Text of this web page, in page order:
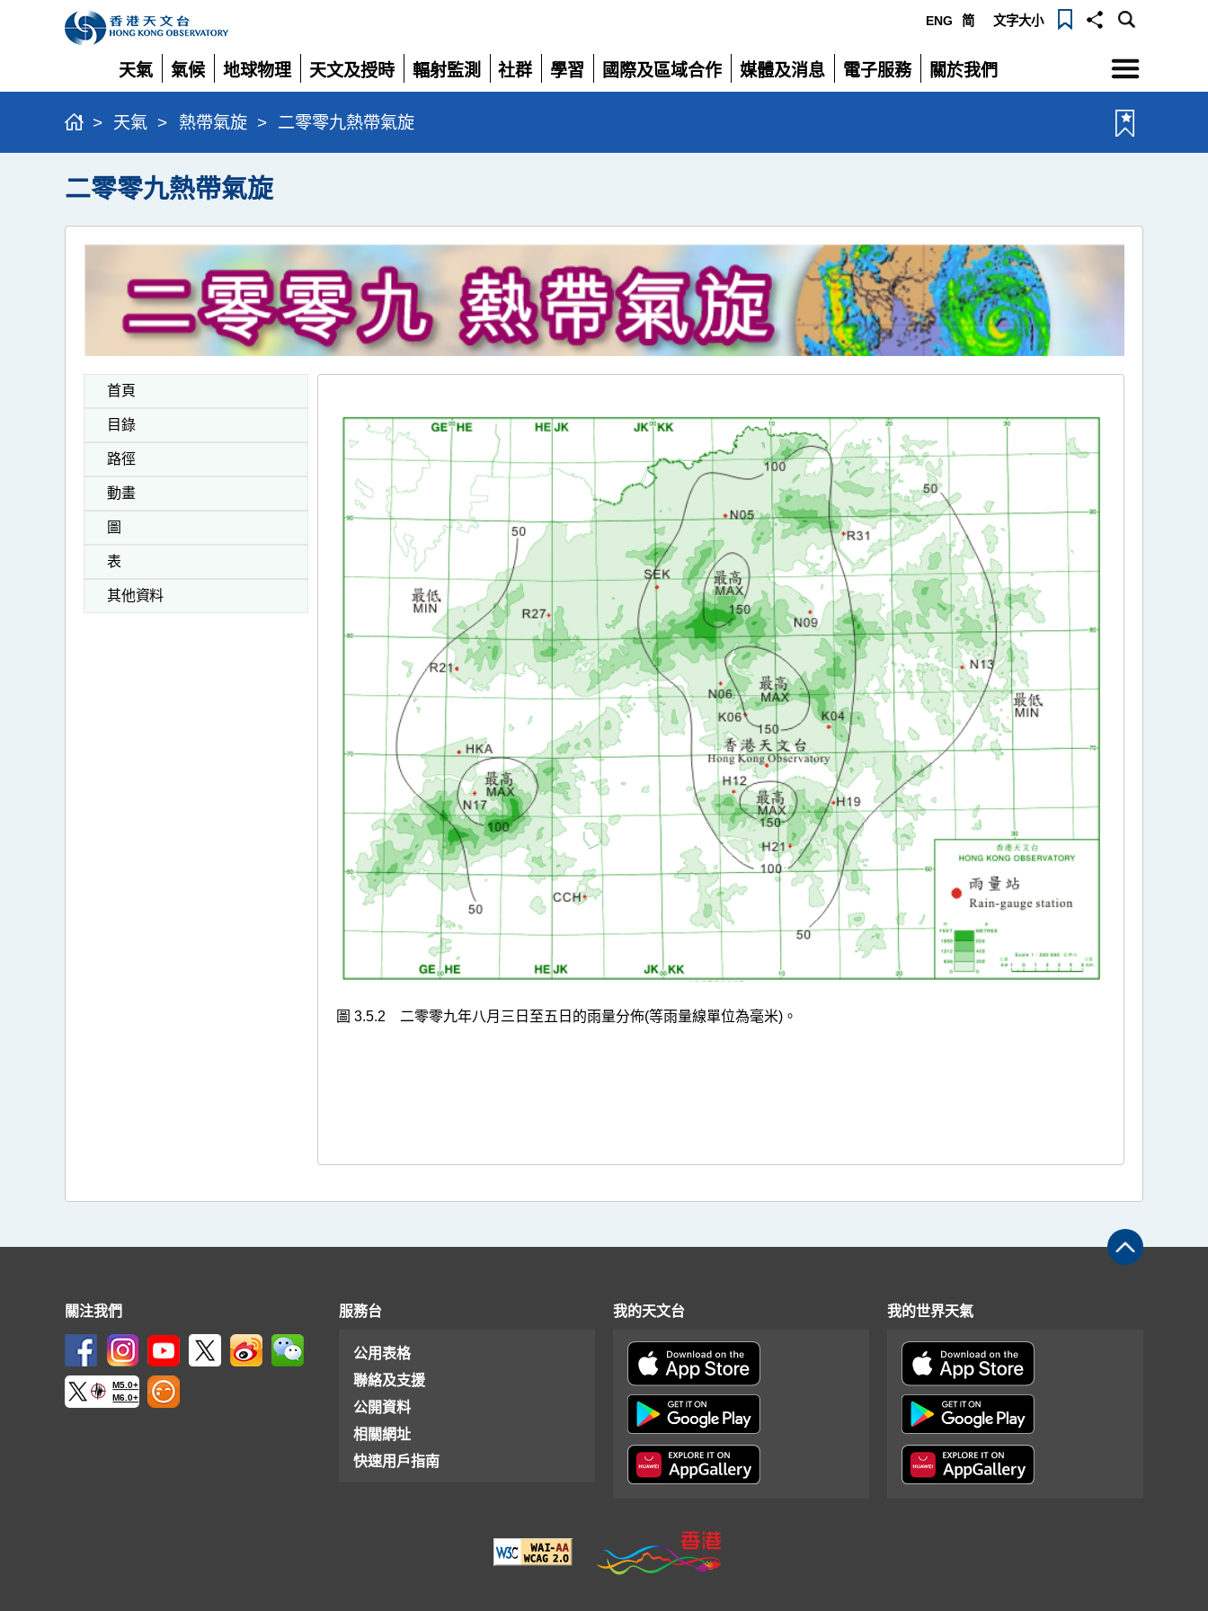
ENG 简 文字大小
天氣
展
開
氣候
展
開
地球物理
展
開
天文及授時
展
開
輻射監測
展
開
社群
展
學習
展
國際及區域合作
展
媒體及消息
展
電子服務
展
關於我們
展
選
單
> 天氣 > 熱帶氣旋 > 二零零九熱帶氣旋
二零零九熱帶氣旋
首頁
目錄
路徑
動畫
圖
表
其他資料
圖 3.5.2 二零零九年八月三日至五日的雨量分佈(等雨量線單位為毫米)。
關注我們
M5.0+
M6.0+
服務台
公用表格
聯絡及支援
公開資料
相關網址
快速用戶指南
我的天文台 我的世界天氣